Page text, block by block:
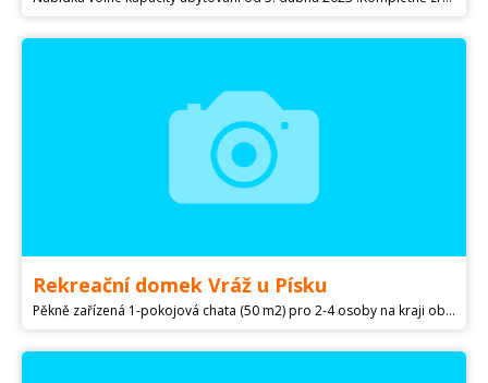
Rekreační domek Vráž u Písku
Pěkně zařízená 1-pokojová chata (50 m2) pro 2-4 osoby na kraji obce jen 300 m od místního lázeňského areálu. Interiér chaty je vybaven sedací soupravou, jídelním a kuchyňským koutem, 3 lůžky,přistýlkou, dětskou postýlkou, TV a rádiem. V kuchyňském koutě je k dispozici el. sporák (4 plotýnky, trouba), lednička s mrazícím boxem, mikrovlnná trouba a el. konvice. Koupelna se sprchovým koutem a WC bojler 100 l. Plynové topení. Na terase před chatou se nachází zahradní nábytek a zahradní krb. Chata se nachází v oplocené zahradě (300 m2) za domem majitele. Majitel neporušuje soukromí klientů! Domácí zvířata nejsou povolena. Oplocené i neoplocené parkování. Cena 500 Kč/osoba/noc. Pronajímá se od soboty do soboty (jinak dle dohody). Minimální cena ubytování je 1000 Kč/noc.